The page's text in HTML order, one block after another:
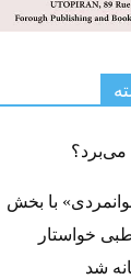
می‌برد؟
با بخش
خواستار
شد